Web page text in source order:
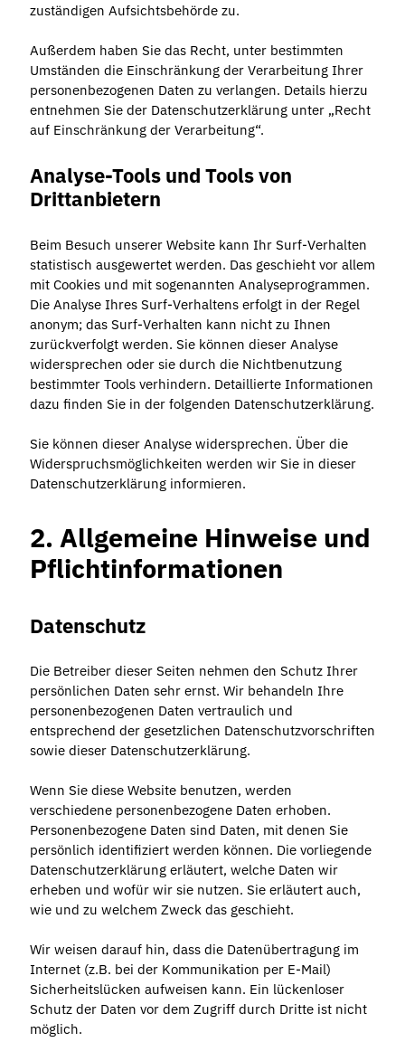
zuständigen Aufsichtsbehörde zu.
Außerdem haben Sie das Recht, unter bestimmten
Umständen die Einschränkung der Verarbeitung Ihrer
personenbezogenen Daten zu verlangen. Details hierzu
entnehmen Sie der Datenschutzerklärung unter „Recht
auf Einschränkung der Verarbeitung“.
Analyse-Tools und Tools von
Drittanbietern
Beim Besuch unserer Website kann Ihr Surf-Verhalten
statistisch ausgewertet werden. Das geschieht vor allem
mit Cookies und mit sogenannten Analyseprogrammen.
Die Analyse Ihres Surf-Verhaltens erfolgt in der Regel
anonym; das Surf-Verhalten kann nicht zu Ihnen
zurückverfolgt werden. Sie können dieser Analyse
widersprechen oder sie durch die Nichtbenutzung
bestimmter Tools verhindern. Detaillierte Informationen
dazu finden Sie in der folgenden Datenschutzerklärung.
Sie können dieser Analyse widersprechen. Über die
Widerspruchsmöglichkeiten werden wir Sie in dieser
Datenschutzerklärung informieren.
2. Allgemeine Hinweise und
Pflichtinformationen
Datenschutz
Die Betreiber dieser Seiten nehmen den Schutz Ihrer
persönlichen Daten sehr ernst. Wir behandeln Ihre
personenbezogenen Daten vertraulich und
entsprechend der gesetzlichen Datenschutzvorschriften
sowie dieser Datenschutzerklärung.
Wenn Sie diese Website benutzen, werden
verschiedene personenbezogene Daten erhoben.
Personenbezogene Daten sind Daten, mit denen Sie
persönlich identifiziert werden können. Die vorliegende
Datenschutzerklärung erläutert, welche Daten wir
erheben und wofür wir sie nutzen. Sie erläutert auch,
wie und zu welchem Zweck das geschieht.
Wir weisen darauf hin, dass die Datenübertragung im
Internet (z.B. bei der Kommunikation per E-Mail)
Sicherheitslücken aufweisen kann. Ein lückenloser
Schutz der Daten vor dem Zugriff durch Dritte ist nicht
möglich.